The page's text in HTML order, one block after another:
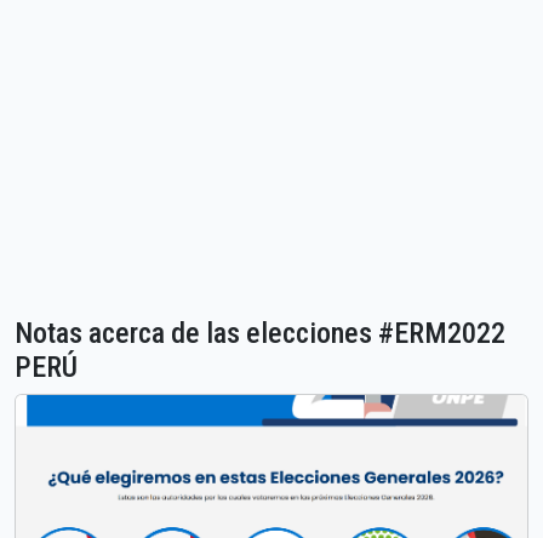
Notas acerca de las elecciones #ERM2022
PERÚ